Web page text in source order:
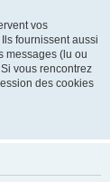
vos
fournissent aussi
messages (lu ou
vous rencontrez
des cookies